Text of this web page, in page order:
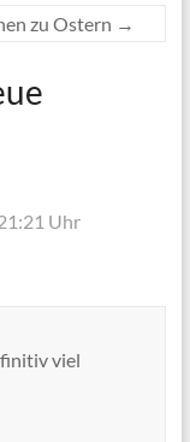
zu Ostern →
Uhr
viel